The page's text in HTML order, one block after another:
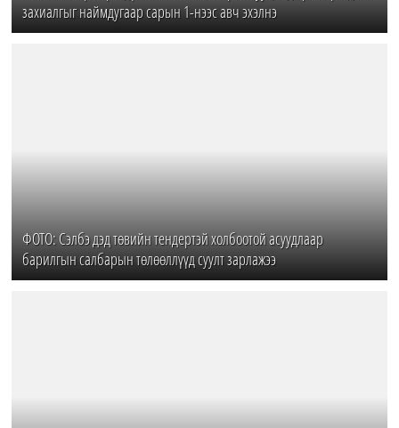
захиалгыг наймдугаар сарын 1-нээс авч эхэлнэ
ФОТО: Сэлбэ дэд төвийн тендертэй холбоотой асуудлаар
барилгын салбарын төлөөллүүд суулт зарлажээ